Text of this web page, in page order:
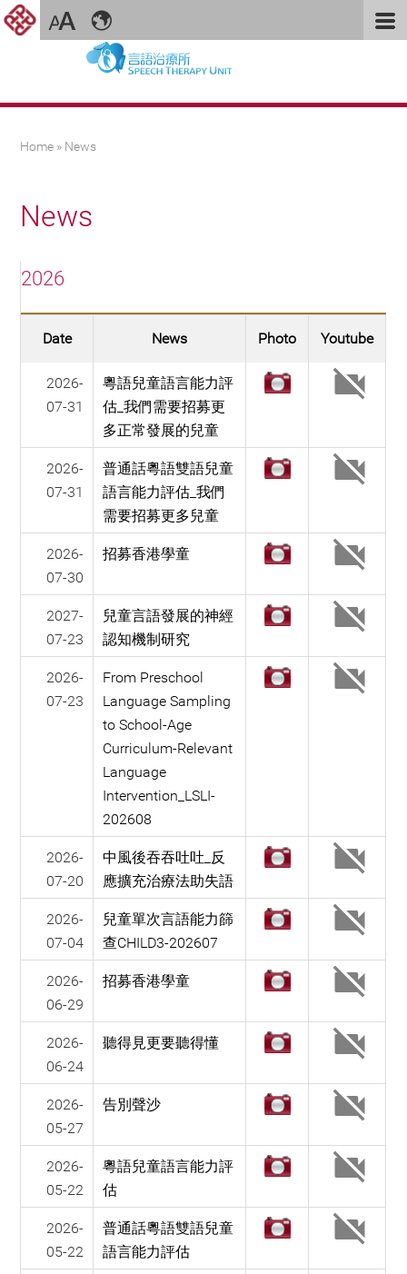
You are here
Home » News
News
2026
Date News Photo Youtube
2026-
07-31
粵語兒童語言能力評
估_我們需要招募更
多正常發展的兒童
2026-
07-31
普通話粵語雙語兒童
語言能力評估_我們
需要招募更多兒童
2026-
07-30
招募香港學童
2027-
07-23
兒童言語發展的神經
認知機制研究
2026-
07-23
From Preschool
Language Sampling
to School-Age
Curriculum-Relevant
Language
Intervention_LSLI-
202608
2026-
07-20
中風後吞吞吐吐_反
應擴充治療法助失語
2026-
07-04
兒童單次言語能力篩
查CHILD3-202607
2026-
06-29
招募香港學童
2026-
06-24
聽得見更要聽得懂
2026-
05-27
告別聲沙
2026-
05-22
粵語兒童語言能力評
估
2026-
05-22
普通話粵語雙語兒童
語言能力評估